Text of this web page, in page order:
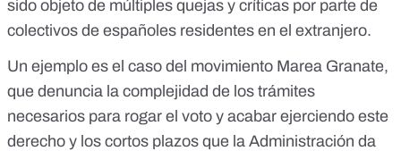
sido objeto de múltiples quejas y críticas por parte de
colectivos de españoles residentes en el extranjero.
Un ejemplo es el caso del movimiento Marea Granate,
que denuncia la complejidad de los trámites
necesarios para rogar el voto y acabar ejerciendo este
derecho y los cortos plazos que la Administración da